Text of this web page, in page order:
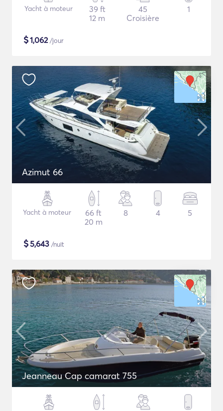
Yacht à moteur
39 ft
12 m
45
Croisière
1
$1,062/jour
Azimut 66
Yacht à moteur
66 ft
20 m
8 4 5
$5,643 /nuit
Jeanneau Cap camarat 755